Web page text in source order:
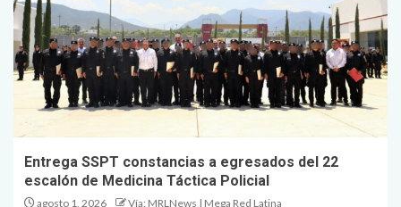
Entrega SSPT constancias a egresados del 22
escalón de Medicina Táctica Policial
agosto 1, 2026 Vía: MRLNews | Mega Red Latina